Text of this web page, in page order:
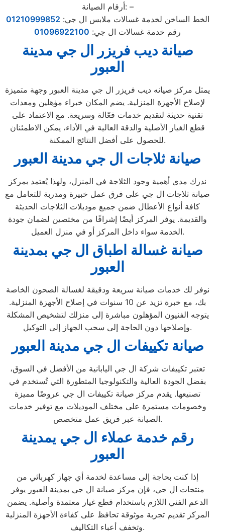
أرقام الصيانة: –
الخط الساخن لخدمة غسالات ملابس ال جي: 01210999852
رقم خدمة غسالات ال جي: 01096922100
صيانة ديب فريزر ال جي مدينة
العبور
يمثل مركز صيانه ديب فريزر ال جي مدينة العبور وجهة متميزة
لإصلاح الأجهزة المنزلية. يضم المكان خبراء مؤهلين ومعدات
تقنية حديثة لتقديم خدمات فعّالة وسريعة. مع الاعتماد على
قطع الغيار الأصلية والدقة العالية في الأداء، يمكن الاطمئنان
للحصول على أفضل النتائج الممكنة.
صيانة ثلاجات ال جي مدينة العبور
ندرك مدى أهمية وجود الثلاجة في المنزل، ولهذا يُعتمد بمركز
صيانة ثلاجات ال جي على فرق عمل خبيرة ومدربة للتعامل مع
كافة أنواع الأعطال ضمن جميع موديلات الثلاجات الحديثة
والقديمة. يوفر المركز أيضًا إشرافًا من مختصين لضمان جودة
الخدمة سواء داخل المركز أو في منزل العميل.
صيانة غسالة اطباق ال جي بمدينة
العبور
نوفر لك خدمات صيانة سريعة ودقيقة لغسالة الصحون الخاصة
بك، مع خبرة تزيد عن 10 سنوات في إصلاح الأجهزة المنزلية.
يتوجه الفنيون المؤهلون مباشرة إلى منزلك لتشخيص المشكلة
وإصلاحها دون الحاجة إلى سحب الجهاز إلى التوكيل.
صيانة تكييفات ال جي مدينة العبور
تعتبر تكييفات شركة ال جي اليابانية من الأفضل في السوق،
بفضل الجودة العالية والتكنولوجيا المتطورة التي تُستخدم في
تصنيعها. يقدم مركز صيانة تكييفات ال جي عروضًا مميزة
وخصومات مستمرة على مختلف الموديلات مع توفير خدمات
الصيانة عبر فريق عمل متخصص.
رقم خدمة عملاء ال جي يمدينة
العبور
إذا كنت بحاجة إلى مساعدة لخدمة أي جهاز كهربائي من
منتجات ال جي، فإن مركز صيانة ال جي بمدينة العبور يوفر
الدعم الفني اللازم باستخدام قطع غيار معتمدة وأصلية. يضمن
المركز تقديم تجربة موثوقة تحافظ على كفاءة الأجهزة المنزلية
وتخفف أعباء التكاليف.